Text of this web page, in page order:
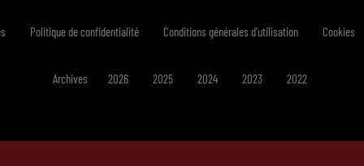
Politique de confidentialité Conditions générales d'utilisation Cookies
Archives 2026 2025 2024 2023 2022